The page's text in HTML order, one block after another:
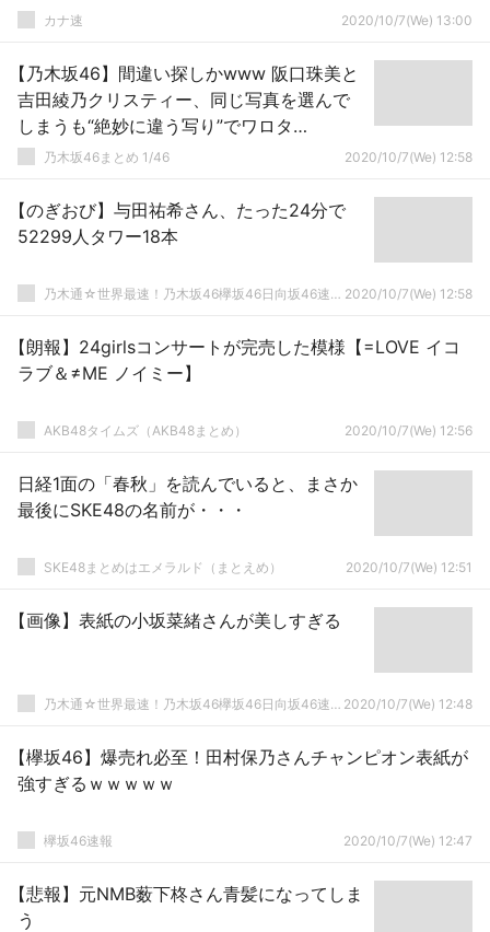
カナ速 2020/10/7(We) 13:00
【乃木坂46】間違い探しかwww 阪口珠美と
吉田綾乃クリスティー、同じ写真を選んで
しまうも“絶妙に違う写り”でワロタ
wwwwww
乃木坂46まとめ 1/46 2020/10/7(We) 12:58
【のぎおび】与田祐希さん、たった24分で
52299人タワー18本
乃木通☆世界最速！乃木坂46欅坂46日向坂46速報まとめ 2020/10/7(We) 12:58
【朗報】24girlsコンサートが完売した模様【=LOVE イコ
ラブ＆≠ME ノイミー】
AKB48タイムズ（AKB48まとめ） 2020/10/7(We) 12:56
日経1面の「春秋」を読んでいると、まさか
最後にSKE48の名前が・・・
SKE48まとめはエメラルド（まとえめ） 2020/10/7(We) 12:51
【画像】表紙の小坂菜緒さんが美しすぎる
乃木通☆世界最速！乃木坂46欅坂46日向坂46速報まとめ 2020/10/7(We) 12:48
【欅坂46】爆売れ必至！田村保乃さんチャンピオン表紙が
強すぎるｗｗｗｗｗ
欅坂46速報 2020/10/7(We) 12:47
【悲報】元NMB薮下柊さん青髪になってしま
う